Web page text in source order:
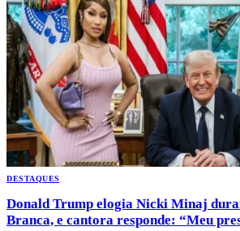
DESTAQUES
Donald Trump elogia Nicki Minaj
Branca, e cantora responde: “Meu